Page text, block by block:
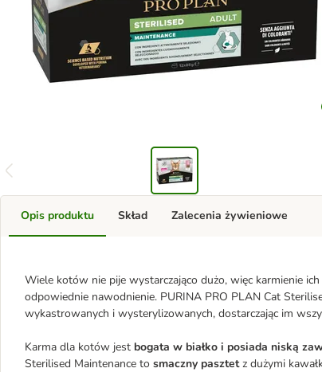
Opis produktu
Wiele kotów nie pije wystarczająco dużo, więc karmienie
odpowiednie nawodnienie. PURINA PRO PLAN Cat
wykastrowanych i wysterylizowanych, dostarczając im
Karma dla kotów jest bogata w białko i posiada niską
Sterilised Maintenance to smaczny pasztetz dużymi
Skład Zalecenia żywieniowe